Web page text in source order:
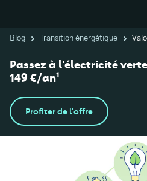
Blog Transition énergétique
Passez à l'électricité
149 €/an¹
Profiter de l'offre